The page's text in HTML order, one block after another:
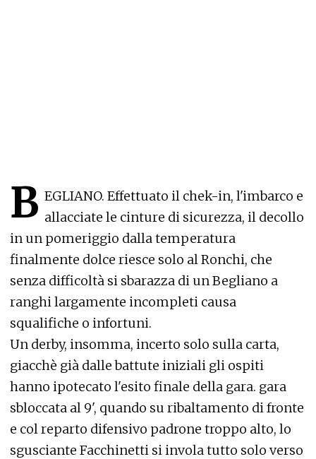
B EGLIANO. Effettuato il chek-in, l'imbarco e
allacciate le cinture di sicurezza, il decollo
in un pomeriggio dalla temperatura
finalmente dolce riesce solo al Ronchi, che
senza difficoltà si sbarazza di un Begliano a
ranghi largamente incompleti causa
squalifiche o infortuni.
Un derby, insomma, incerto solo sulla carta,
giacchè già dalle battute iniziali gli ospiti
hanno ipotecato l'esito finale della gara. gara
sbloccata al 9', quando su ribaltamento di fronte
e col reparto difensivo padrone troppo alto, lo
sgusciante Facchinetti si invola tutto solo verso